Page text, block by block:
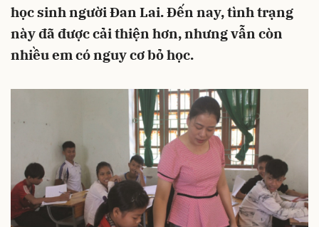
học sinh người Đan Lai. Đến nay, tình trạng
này đã được cải thiện hơn, nhưng vẫn còn
nhiều em có nguy cơ bỏ học.